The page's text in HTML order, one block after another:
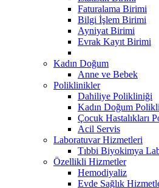
Faturalama Birimi
Bilgi İşlem Birimi
Ayniyat Birimi
Evrak Kayıt Birimi
Kadın Doğum
Anne ve Bebek
Poliklinikler
Dahiliye Polikliniği
Kadın Doğum
Çocuk Hastalıkları
Acil Servis
Laboratuvar Hizmetleri
Tıbbi Biyokimya
Özellikli Hizmetler
Hemodiyaliz
Evde Sağlık